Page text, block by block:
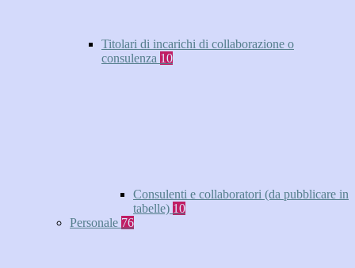
Titolari di incarichi di collaborazione o
consulenza 10
Consulenti e collaboratori (da pubblicare in
tabelle) 10
Personale 76